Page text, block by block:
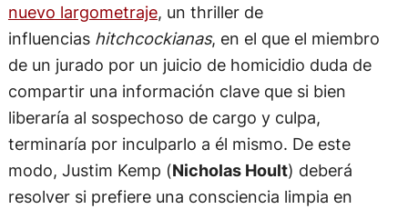
nuevo largometraje, un thriller de
influencias hitchcockianas, en el que el miembro
de un jurado por un juicio de homicidio duda de
compartir una información clave que si bien
liberaría al sospechoso de cargo y culpa,
terminaría por inculparlo a él mismo. De este
modo, Justim Kemp (Nicholas Hoult) deberá
resolver si prefiere una consciencia limpia en